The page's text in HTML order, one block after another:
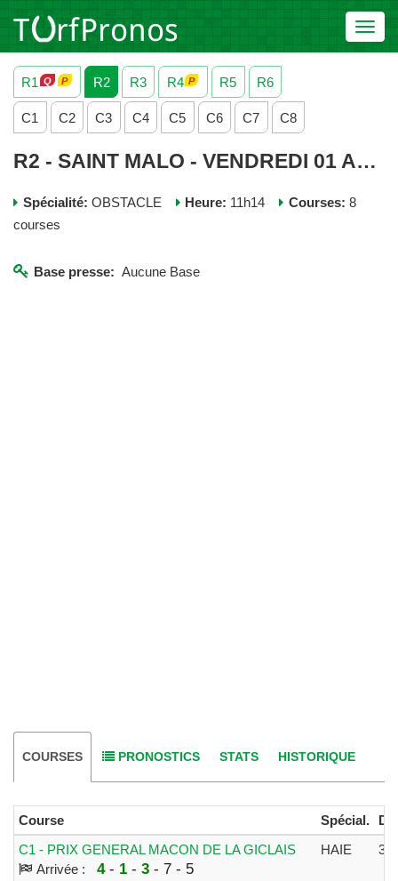
R1
R2 R3 R4 R5 R6
C1 C2 C3 C4 C5 C6 C7 C8
R2 - SAINT MALO - VENDREDI 01 AOUT 2025
Spécialité: OBSTACLE Heure: 11h14 Courses: 8
courses
Base presse: Aucune Base
COURSES PRONOSTICS STATS HISTORIQUE
Course Spécial.
C1 - PRIX GENERAL MACON DE LA GICLAIS
Arrivée :
4- 1 - 3- 7 - 5
HAIE